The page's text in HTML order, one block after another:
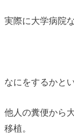
実際に大学病院
なにをするかと
他人の糞便から
移植。